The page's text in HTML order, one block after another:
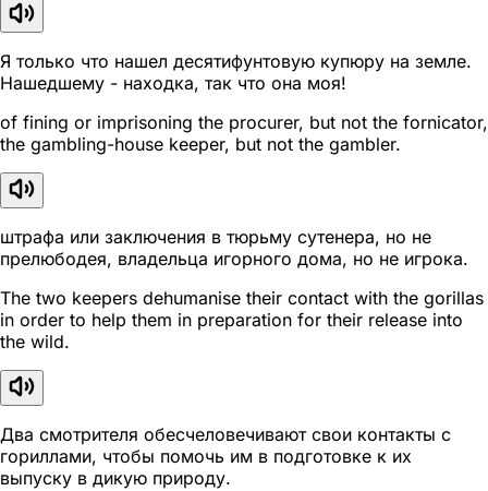
Я только что нашел десятифунтовую купюру на земле.
Нашедшему - находка, так что она моя!
of fining or imprisoning the procurer, but not the fornicator,
the gambling-house keeper, but not the gambler.
штрафа или заключения в тюрьму сутенера, но не
прелюбодея, владельца игорного дома, но не игрока.
The two keepers dehumanise their contact with the gorillas
in order to help them in preparation for their release into
the wild.
Два смотрителя обесчеловечивают свои контакты с
гориллами, чтобы помочь им в подготовке к их
выпуску в дикую природу.